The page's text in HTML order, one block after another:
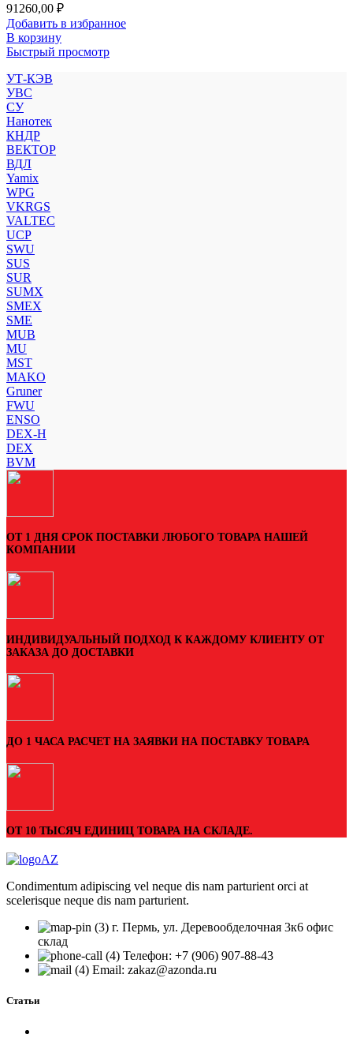
91260,00 ₽
Добавить в избранное
В корзину
Быстрый просмотр
УТ-КЭВ
УВС
СУ
Нанотек
КНДР
ВЕКТОР
ВДЛ
Yamix
WPG
VKRGS
VALTEC
UCP
SWU
SUS
SUR
SUMX
SMEX
SME
MUB
MU
MST
MAKO
Gruner
FWU
ENSO
DEX-H
DEX
BVM
ОТ 1 ДНЯ СРОК ПОСТАВКИ ЛЮБОГО ТОВАРА НАШЕЙ
КОМПАНИИ
ИНДИВИДУАЛЬНЫЙ ПОДХОД К КАЖДОМУ КЛИЕНТУ ОТ
ЗАКАЗА ДО ДОСТАВКИ
ДО 1 ЧАСА РАСЧЕТ НА ЗАЯВКИ НА ПОСТАВКУ ТОВАРА
ОТ 10 ТЫСЯЧ ЕДИНИЦ ТОВАРА НА СКЛАДЕ.
Condimentum adipiscing vel neque dis nam parturient orci at
scelerisque neque dis nam parturient.
г. Пермь, ул. Деревообделочная 3к6 офис
склад
Телефон: +7 (906) 907-88-43
Email: zakaz@azonda.ru
Статьи